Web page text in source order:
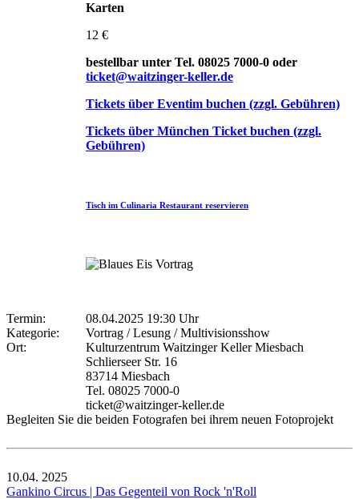
Karten
12 €
bestellbar unter Tel. 08025 7000-0 oder
ticket@waitzinger-keller.de
Tickets über Eventim buchen (zzgl. Gebühren)
Tickets über München Ticket buchen (zzgl.
Gebühren)
Tisch im Culinaria Restaurant reservieren
Termin:
08.04.2025 19:30 Uhr
Kategorie:
Vortrag / Lesung / Multivisionsshow
Ort:
Kulturzentrum Waitzinger Keller Miesbach
Schlierseer Str. 16
83714 Miesbach
Tel. 08025 7000-0
ticket@waitzinger-keller.de
Begleiten Sie die beiden Fotografen bei ihrem neuen Fotoprojekt
10.04. 2025
Gankino Circus | Das Gegenteil von Rock 'n'Roll